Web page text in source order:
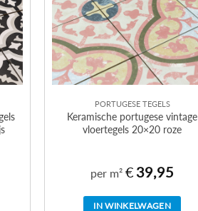
PORTUGESE TEGELS
Keramische portugese vintage
vloertegels 20×20 roze
per m²€ 39,95
IN WINKELWAGEN